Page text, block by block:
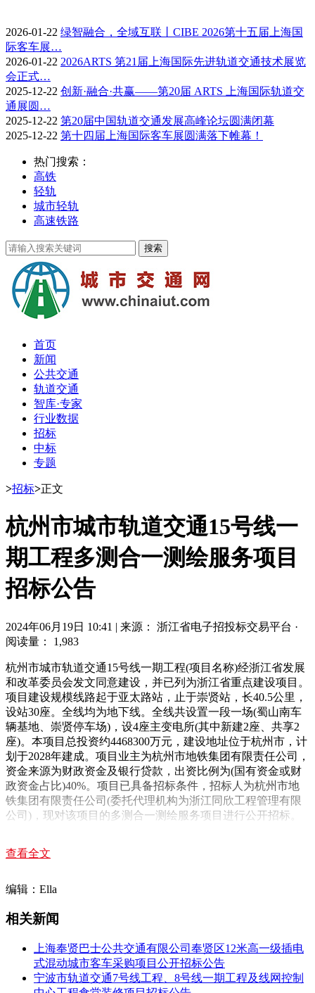
2026-01-22 绿智融合，全域互联丨CIBE 2026第十五届上海国
际客车展…
2026-01-22 2026ARTS 第21届上海国际先进轨道交通技术展览
会正式…
2025-12-22 创新·融合·共赢——第20届 ARTS 上海国际轨道交
通展圆…
2025-12-22 第20届中国轨道交通发展高峰论坛圆满闭幕
2025-12-22 第十四届上海国际客车展圆满落下帷幕！
热门搜索：
高铁
轻轨
城市轻轨
高速铁路
首页
新闻
公共交通
轨道交通
智库·专家
行业数据
招标
中标
专题
>招标>正文
杭州市城市轨道交通15号线一
期工程多测合一测绘服务项目
招标公告
2024年06月19日 10:41 | 来源： 浙江省电子招投标交易平台 ·
阅读量： 1,983
杭州市城市轨道交通15号线一期工程(项目名称)经浙江省发展
和改革委员会发文同意建设，并已列为浙江省重点建设项目。
项目建设规模线路起于亚太路站，止于崇贤站，长40.5公里，
设站30座。全线均为地下线。全线共设置一段一场(蜀山南车
辆基地、崇贤停车场)，设4座主变电所(其中新建2座、共享2
座)。本项目总投资约4468300万元，建设地址位于杭州市，计
划于2028年建成。项目业主为杭州市地铁集团有限责任公司，
资金来源为财政资金及银行贷款，出资比例为(国有资金或财
政资金占比)40%。项目已具备招标条件，招标人为杭州市地
铁集团有限责任公司(委托代理机构为浙江同欣工程管理有限
公司)，现对该项目的多测合一测绘服务项目进行公开招标。
作内容：包含30个站点、2个车辆段(场)、1个转换井、主变电
所等场所的人防面积预测绘、规划(预)定位、房产预测绘参考
(场段)、规划±0检测、规划核实测绘、房产实测绘、绿化面积
测绘(场段)、人防面积实测绘、不动产登记权籍测绘及配合登
记办理、地下管线竣工测量(场段)及配合报规、报建、验收等
工作，具体详见第五章服务范围及报价要求，本次招标范围内
的工程估算(或概算)造价846.6029万元，采用投标资格后审方
式招标。
查看全文
编辑：Ella
相关新闻
上海奉贤巴士公共交通有限公司奉贤区12米高一级插电
式混动城市客车采购项目公开招标公告
宁波市轨道交通7号线工程、8号线一期工程及线网控制